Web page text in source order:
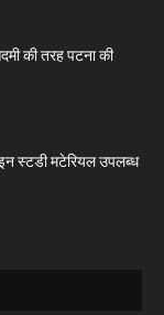
की तरह पटना की
स्टडी मटेरियल उपलब्ध